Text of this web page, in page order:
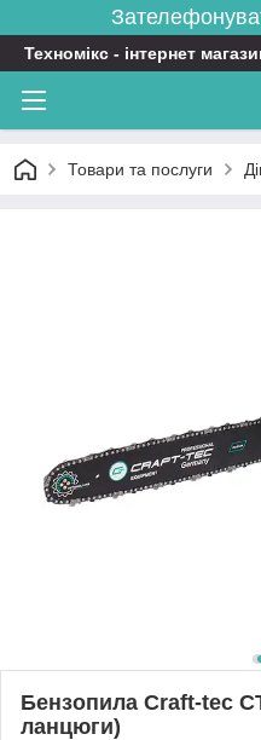
Техномікс - інтернет
Товари та послуги
Бензопила Craft-tec
ланцюги)